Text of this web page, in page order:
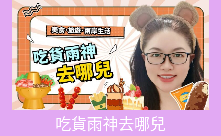
Skip
content
吃貨雨神去哪兒